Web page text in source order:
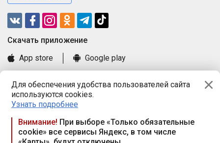
Для обеспечения удобства пользователей сайта
используются cookies.
Узнать подробнее
Внимание! При выборе «Только обязательные
cookie» все сервисы Яндекс, в том числе
Cкачать приложение
App store
Google play
Книга замечаний и предложений
Правила и документы
Praca.by © 2000—2026, ООО «ПРАЦА БАЙ»
Республика Беларусь, 220114, г. Минск, пр-т Независимости
117а, пом. № 9.